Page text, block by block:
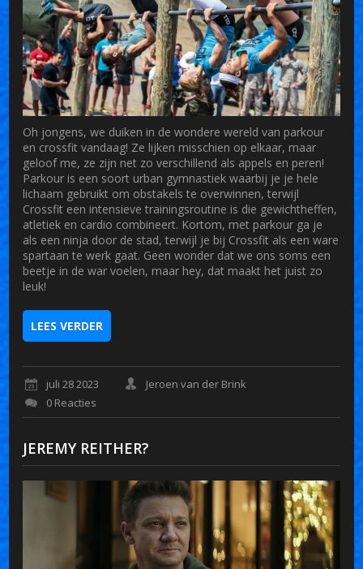
Oh jongens, we duiken in de wondere wereld van parkour
en crossfit vandaag! Ze lijken misschien op elkaar, maar
geloof me, ze zijn net zo verschillend als appels en peren!
Parkour is een soort urban gymnastiek waarbij je je hele
lichaam gebruikt om obstakels te overwinnen, terwijl
Crossfit een intensieve trainingsroutine is die gewichtheffen,
atletiek en cardio combineert. Kortom, met parkour ga je
als een ninja door de stad, terwijl je bij Crossfit als een ware
spartaan te werk gaat. Geen wonder dat we ons soms een
beetje in de war voelen, maar hey, dat maakt het juist zo
leuk!
LEES VERDER
juli 28 2023
Jeroen van der Brink
0 Reacties
JEREMY REITHER?